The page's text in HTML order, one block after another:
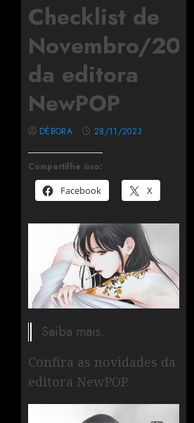
Checklist de
Novembro/2023
da editora
NewPOP
Compartilhe isso:
Facebook
X
DÉBORA 28/11/2023
Saiba mais.
Confira as novidades da
editora NewPOP.